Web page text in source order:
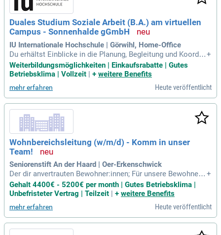
nd sind eine verlässliche Ansprechpartnerin vor Ort. Bringen
Sie Ihre Ideen aktiv in das Ganztagsangebot ein und bewerb
en Sie sich jetzt!
Duales Studium Soziale Arbeit (B.A.) am virtuellen
Campus - Sonnenhalde gGmbH
IU Internationale Hochschule | Görwihl, Home-Office
Du erhältst Einblicke in die Planung, Begleitung und Koordin
ation individueller Hilfeprozesse sowie in die sozialpädagog
ische Arbeit des internen Sozialdienstes; Du arbeitest mit A
chbereichen zusammen
+
Weiterbildungsmöglichkeiten | Einkaufsrabatte | Gutes
Betriebsklima | Vollzeit | + weitere Benefits
mehr erfahren Heute veröffentlicht
Wohnbereichsleitung (w/m/d) - Komm in unser
Team!
Seniorenstift An der Haard | Oer-Erkenschwick
Der dir anvertrauten Bewohner:innen; Für unsere Bewohner:i
nnen, Angehörigen und Kolleg:innen bist Du ein einfühlsame
r Ansprechpartner; Verantwortung für die Leitung Deines Wo
hnbereichs mit 32 Bewohner:innen und einem engagierten T
eam aus Pflegefachkräften
+
Gehalt 4400€ - 5200€ per month | Gutes Betriebsklima |
Unbefristeter Vertrag | Teilzeit | + weitere Benefits
mehr erfahren Heute veröffentlicht